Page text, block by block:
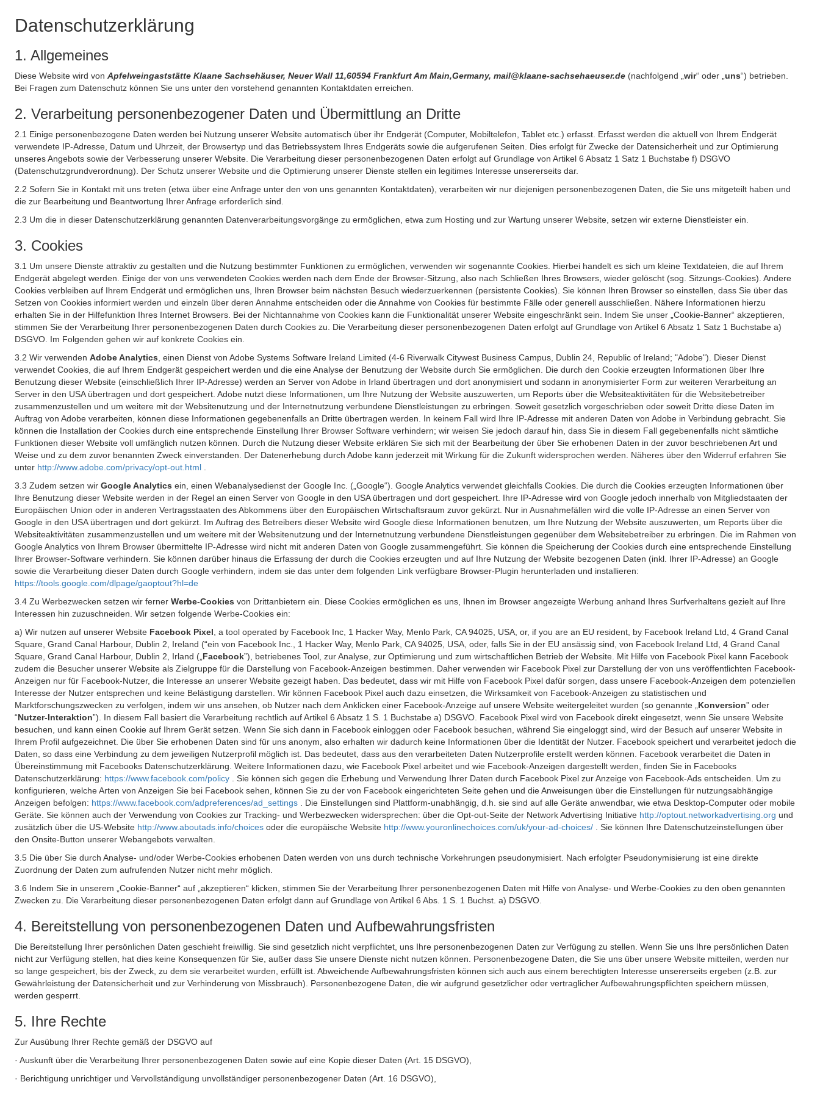
Datenschutzerklärung
1. Allgemeines
Diese Website wird von Apfelweingaststätte Klaane Sachsehäuser, Neuer Wall 11,60594 Frankfurt Am Main,Germany, mail@klaane-sachsehaeuser.de (nachfolgend „ wir“ oder „ uns“) betrieben.
Bei Fragen zum Datenschutz können Sie uns unter den vorstehend genannten Kontaktdaten erreichen.
2. Verarbeitung personenbezogener Daten und Übermittlung an Dritte
2.1 Einige personenbezogene Daten werden bei Nutzung unserer Website automatisch über ihr Endgerät (Computer, Mobiltelefon, Tablet etc.) erfasst. Erfasst werden die aktuell von Ihrem Endgerät
verwendete IP-Adresse, Datum und Uhrzeit, der Browsertyp und das Betriebssystem Ihres Endgeräts sowie die aufgerufenen Seiten. Dies erfolgt für Zwecke der Datensicherheit und zur Optimierung
unseres Angebots sowie der Verbesserung unserer Website. Die Verarbeitung dieser personenbezogenen Daten erfolgt auf Grundlage von Artikel 6 Absatz 1 Satz 1 Buchstabe f) DSGVO
(Datenschutzgrundverordnung). Der Schutz unserer Website und die Optimierung unserer Dienste stellen ein legitimes Interesse unsererseits dar.
2.2 Sofern Sie in Kontakt mit uns treten (etwa über eine Anfrage unter den von uns genannten Kontaktdaten), verarbeiten wir nur diejenigen personenbezogenen Daten, die Sie uns mitgeteilt haben und
die zur Bearbeitung und Beantwortung Ihrer Anfrage erforderlich sind.
2.3 Um die in dieser Datenschutzerklärung genannten Datenverarbeitungsvorgänge zu ermöglichen, etwa zum Hosting und zur Wartung unserer Website, setzen wir externe Dienstleister ein.
3. Cookies
3.1 Um unsere Dienste attraktiv zu gestalten und die Nutzung bestimmter Funktionen zu ermöglichen, verwenden wir sogenannte Cookies. Hierbei handelt es sich um kleine Textdateien, die auf Ihrem
Endgerät abgelegt werden. Einige der von uns verwendeten Cookies werden nach dem Ende der Browser-Sitzung, also nach Schließen Ihres Browsers, wieder gelöscht (sog. Sitzungs-Cookies). Andere
Cookies verbleiben auf Ihrem Endgerät und ermöglichen uns, Ihren Browser beim nächsten Besuch wiederzuerkennen (persistente Cookies). Sie können Ihren Browser so einstellen, dass Sie über das
Setzen von Cookies informiert werden und einzeln über deren Annahme entscheiden oder die Annahme von Cookies für bestimmte Fälle oder generell ausschließen. Nähere Informationen hierzu
erhalten Sie in der Hilfefunktion Ihres Internet Browsers. Bei der Nichtannahme von Cookies kann die Funktionalität unserer Website eingeschränkt sein. Indem Sie unser „Cookie-Banner“ akzeptieren,
stimmen Sie der Verarbeitung Ihrer personenbezogenen Daten durch Cookies zu. Die Verarbeitung dieser personenbezogenen Daten erfolgt auf Grundlage von Artikel 6 Absatz 1 Satz 1 Buchstabe a)
DSGVO. Im Folgenden gehen wir auf konkrete Cookies ein.
3.2 Wir verwenden Adobe Analytics , einen Dienst von Adobe Systems Software Ireland Limited (4-6 Riverwalk Citywest Business Campus, Dublin 24, Republic of Ireland; "Adobe"). Dieser Dienst
verwendet Cookies, die auf Ihrem Endgerät gespeichert werden und die eine Analyse der Benutzung der Website durch Sie ermöglichen. Die durch den Cookie erzeugten Informationen über Ihre
Benutzung dieser Website (einschließlich Ihrer IP-Adresse) werden an Server von Adobe in Irland übertragen und dort anonymisiert und sodann in anonymisierter Form zur weiteren Verarbeitung an
Server in den USA übertragen und dort gespeichert. Adobe nutzt diese Informationen, um Ihre Nutzung der Website auszuwerten, um Reports über die Websiteaktivitäten für die Websitebetreiber
zusammenzustellen und um weitere mit der Websitenutzung und der Internetnutzung verbundene Dienstleistungen zu erbringen. Soweit gesetzlich vorgeschrieben oder soweit Dritte diese Daten im
Auftrag von Adobe verarbeiten, können diese Informationen gegebenenfalls an Dritte übertragen werden. In keinem Fall wird Ihre IP-Adresse mit anderen Daten von Adobe in Verbindung gebracht. Sie
können die Installation der Cookies durch eine entsprechende Einstellung Ihrer Browser Software verhindern; wir weisen Sie jedoch darauf hin, dass Sie in diesem Fall gegebenenfalls nicht sämtliche
Funktionen dieser Website voll umfänglich nutzen können. Durch die Nutzung dieser Website erklären Sie sich mit der Bearbeitung der über Sie erhobenen Daten in der zuvor beschriebenen Art und
Weise und zu dem zuvor benannten Zweck einverstanden. Der Datenerhebung durch Adobe kann jederzeit mit Wirkung für die Zukunft widersprochen werden. Näheres über den Widerruf erfahren Sie
unter http://www.adobe.com/privacy/opt-out.html
3.3 Zudem setzen wir Google Analytics ein, einen Webanalysedienst der Google Inc. („Google“). Google Analytics verwendet gleichfalls Cookies. Die durch die Cookies erzeugten Informationen über
Ihre Benutzung dieser Website werden in der Regel an einen Server von Google in den USA übertragen und dort gespeichert. Ihre IP-Adresse wird von Google jedoch innerhalb von Mitgliedstaaten der
Europäischen Union oder in anderen Vertragsstaaten des Abkommens über den Europäischen Wirtschaftsraum zuvor gekürzt. Nur in Ausnahmefällen wird die volle IP-Adresse an einen Server von
Google in den USA übertragen und dort gekürzt. Im Auftrag des Betreibers dieser Website wird Google diese Informationen benutzen, um Ihre Nutzung der Website auszuwerten, um Reports über die
Websiteaktivitäten zusammenzustellen und um weitere mit der Websitenutzung und der Internetnutzung verbundene Dienstleistungen gegenüber dem Websitebetreiber zu erbringen. Die im Rahmen von
Google Analytics von Ihrem Browser übermittelte IP-Adresse wird nicht mit anderen Daten von Google zusammengeführt. Sie können die Speicherung der Cookies durch eine entsprechende Einstellung
Ihrer Browser-Software verhindern. Sie können darüber hinaus die Erfassung der durch die Cookies erzeugten und auf Ihre Nutzung der Website bezogenen Daten (inkl. Ihrer IP-Adresse) an Google
sowie die Verarbeitung dieser Daten durch Google verhindern, indem sie das unter dem folgenden Link verfügbare Browser-Plugin herunterladen und installieren:
https://tools.google.com/dlpage/gaoptout?hl=de
3.4 Zu Werbezwecken setzen wir ferner Werbe-Cookies von Drittanbietern ein. Diese Cookies ermöglichen es uns, Ihnen im Browser angezeigte Werbung anhand Ihres Surfverhaltens gezielt auf Ihre
Interessen hin zuzuschneiden. Wir setzen folgende Werbe-Cookies ein:
a) Wir nutzen auf unserer Website Facebook Pixel , a tool operated by Facebook Inc, 1 Hacker Way, Menlo Park, CA 94025, USA, or, if you are an EU resident, by Facebook Ireland Ltd, 4 Grand Canal
Square, Grand Canal Harbour, Dublin 2, Ireland (“ein von Facebook Inc., 1 Hacker Way, Menlo Park, CA 94025, USA, oder, falls Sie in der EU ansässig sind, von Facebook Ireland Ltd, 4 Grand Canal
Square, Grand Canal Harbour, Dublin 2, Irland („ Facebook”), betriebenes Tool, zur Analyse, zur Optimierung und zum wirtschaftlichen Betrieb der Website. Mit Hilfe von Facebook Pixel kann Facebook
zudem die Besucher unserer Website als Zielgruppe für die Darstellung von Facebook-Anzeigen bestimmen. Daher verwenden wir Facebook Pixel zur Darstellung der von uns veröffentlichten Facebook-
Anzeigen nur für Facebook-Nutzer, die Interesse an unserer Website gezeigt haben. Das bedeutet, dass wir mit Hilfe von Facebook Pixel dafür sorgen, dass unsere Facebook-Anzeigen dem potenziellen
Interesse der Nutzer entsprechen und keine Belästigung darstellen. Wir können Facebook Pixel auch dazu einsetzen, die Wirksamkeit von Facebook-Anzeigen zu statistischen und
Marktforschungszwecken zu verfolgen, indem wir uns ansehen, ob Nutzer nach dem Anklicken einer Facebook-Anzeige auf unsere Website weitergeleitet wurden (so genannte „ Konversion” oder
“Nutzer-Interaktion”). In diesem Fall basiert die Verarbeitung rechtlich auf Artikel 6 Absatz 1 S. 1 Buchstabe a) DSGVO. Facebook Pixel wird von Facebook direkt eingesetzt, wenn Sie unsere Website
besuchen, und kann einen Cookie auf Ihrem Gerät setzen. Wenn Sie sich dann in Facebook einloggen oder Facebook besuchen, während Sie eingeloggt sind, wird der Besuch auf unserer Website in
Ihrem Profil aufgezeichnet. Die über Sie erhobenen Daten sind für uns anonym, also erhalten wir dadurch keine Informationen über die Identität der Nutzer. Facebook speichert und verarbeitet jedoch die
Daten, so dass eine Verbindung zu dem jeweiligen Nutzerprofil möglich ist. Das bedeutet, dass aus den verarbeiteten Daten Nutzerprofile erstellt werden können. Facebook verarbeitet die Daten in
Übereinstimmung mit Facebooks Datenschutzerklärung. Weitere Informationen dazu, wie Facebook Pixel arbeitet und wie Facebook-Anzeigen dargestellt werden, finden Sie in Facebooks
Datenschutzerklärung: https://www.facebook.com/policy
. Sie können sich gegen die Erhebung und Verwendung Ihrer Daten durch Facebook Pixel zur Anzeige von Facebook-Ads entscheiden. Um zu
konfigurieren, welche Arten von Anzeigen Sie bei Facebook sehen, können Sie zu der von Facebook eingerichteten Seite gehen und die Anweisungen über die Einstellungen für nutzungsabhängige
Anzeigen befolgen: https://www.facebook.com/adpreferences/ad_settings
. Die Einstellungen sind Plattform-unabhängig, d.h. sie sind auf alle Geräte anwendbar, wie etwa Desktop-Computer oder mobile
Geräte. Sie können auch der Verwendung von Cookies zur Tracking- und Werbezwecken widersprechen: über die Opt-out-Seite der Network Advertising Initiative http://optout.networkadvertising.org und
zusätzlich über die US-Website http://www.aboutads.info/choices oder die europäische Website http://www.youronlinechoices.com/uk/your-ad-choices/
. Sie können Ihre Datenschutzeinstellungen über
den Onsite-Button unserer Webangebots verwalten.
3.5 Die über Sie durch Analyse- und/oder Werbe-Cookies erhobenen Daten werden von uns durch technische Vorkehrungen pseudonymisiert. Nach erfolgter Pseudonymisierung ist eine direkte
Zuordnung der Daten zum aufrufenden Nutzer nicht mehr möglich.
3.6 Indem Sie in unserem „Cookie-Banner“ auf „akzeptieren“ klicken, stimmen Sie der Verarbeitung Ihrer personenbezogenen Daten mit Hilfe von Analyse- und Werbe-Cookies zu den oben genannten
Zwecken zu. Die Verarbeitung dieser personenbezogenen Daten erfolgt dann auf Grundlage von Artikel 6 Abs. 1 S. 1 Buchst. a) DSGVO.
4. Bereitstellung von personenbezogenen Daten und Aufbewahrungsfristen
Die Bereitstellung Ihrer persönlichen Daten geschieht freiwillig. Sie sind gesetzlich nicht verpflichtet, uns Ihre personenbezogenen Daten zur Verfügung zu stellen. Wenn Sie uns Ihre persönlichen Daten
nicht zur Verfügung stellen, hat dies keine Konsequenzen für Sie, außer dass Sie unsere Dienste nicht nutzen können. Personenbezogene Daten, die Sie uns über unsere Website mitteilen, werden nur
so lange gespeichert, bis der Zweck, zu dem sie verarbeitet wurden, erfüllt ist. Abweichende Aufbewahrungsfristen können sich auch aus einem berechtigten Interesse unsererseits ergeben (z.B. zur
Gewährleistung der Datensicherheit und zur Verhinderung von Missbrauch). Personenbezogene Daten, die wir aufgrund gesetzlicher oder vertraglicher Aufbewahrungspflichten speichern müssen,
werden gesperrt.
5. Ihre Rechte
Zur Ausübung Ihrer Rechte gemäß der DSGVO auf
· Auskunft über die Verarbeitung Ihrer personenbezogenen Daten sowie auf eine Kopie dieser Daten (Art. 15 DSGVO),
· Berichtigung unrichtiger und Vervollständigung unvollständiger personenbezogener Daten (Art. 16 DSGVO),